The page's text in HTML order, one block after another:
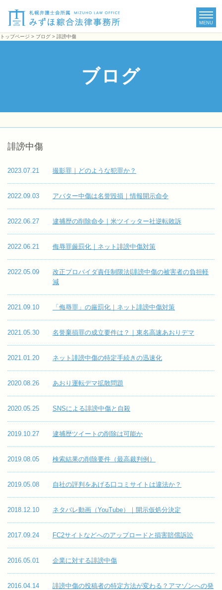
MENU
トップページ > ブログ > 誹謗中傷
ブログ
誹謗中傷
2023.07.21 撮影罪｜どのような犯罪か？
2022.09.03 アバター中傷は名誉毀損｜情報開示命令
2022.06.27 逮捕歴の削除命令｜米ツイッター社逆転敗訴
2022.06.21 侮辱罪厳罰化｜ネット誹謗中傷対策
2022.05.09
改正プロバイダ責任制限法|誹謗中傷の被害者の負担軽
減
2021.09.10 「侮辱罪」の厳罰化｜ネット誹謗中傷対策
2021.05.30 名誉棄損罪の成立要件は？｜東名高速あおりデマ
2021.01.20 ネット誹謗中傷の特定手続きの迅速化
2020.08.26 あおり運転デマ拡散問題
2020.05.25 SNSによる誹謗中傷と自殺
2019.10.27 逮捕歴ツイートの削除は可能か
2019.08.05 検索結果の削除要件（最高裁判例）
2019.05.08 自社の評判をあげる口コミサイトは違法か？
2018.12.10 ネタバレ動画（YouTube）｜開示仮処分決定
2017.09.24 FC2サイトなどへのアップロードと損害賠償訴訟
2016.05.01 企業に対する誹謗中傷
2016.04.14
誹謗中傷の投稿者の特定方法が変わる？アマゾンへの発